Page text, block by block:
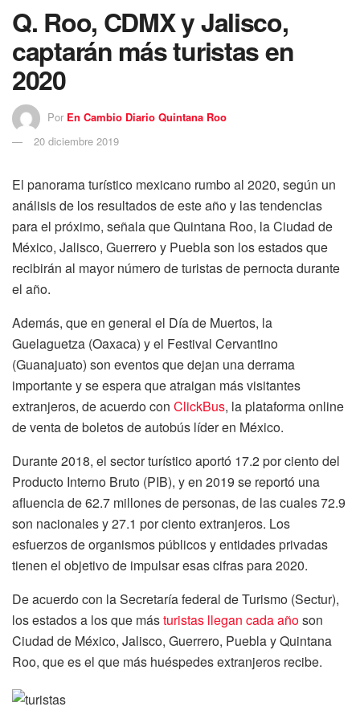
Q. Roo, CDMX y Jalisco,
captarán más turistas en
2020
Por En Cambio Diario Quintana Roo
20 diciembre 2019
El panorama turístico mexicano rumbo al 2020, según un
análisis de los resultados de este año y las tendencias
para el próximo, señala que Quintana Roo, la Ciudad de
México, Jalisco, Guerrero y Puebla son los estados que
recibirán al mayor número de turistas de pernocta durante
el año.
Además, que en general el Día de Muertos, la
Guelaguetza (Oaxaca) y el Festival Cervantino
(Guanajuato) son eventos que dejan una derrama
importante y se espera que atraigan más visitantes
extranjeros, de acuerdo con ClickBus, la plataforma online
de venta de boletos de autobús líder en México.
Durante 2018, el sector turístico aportó 17.2 por ciento del
Producto Interno Bruto (PIB), y en 2019 se reportó una
afluencia de 62.7 millones de personas, de las cuales 72.9
son nacionales y 27.1 por ciento extranjeros. Los
esfuerzos de organismos públicos y entidades privadas
tienen el objetivo de impulsar esas cifras para 2020.
De acuerdo con la Secretaría federal de Turismo (Sectur),
los estados a los que másturistas llegan cada añoson
Ciudad de México, Jalisco, Guerrero, Puebla y Quintana
Roo, que es el que más huéspedes extranjeros recibe.